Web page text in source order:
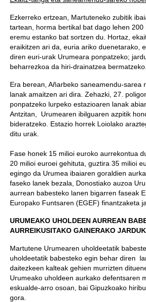
Ezkerreko ertzean, Martuteneko zubitik
tartean, horma bertikal bat dago lehen
eremu estanko bat sortzen du. Hortaz,
eraikitzen ari da, euria ariko duenetarako,
diren euri-urak Urumeara ponpatzeko;
beharrezkoa da hiri-drainatzea bermatzeko.
Era berean, Añarbeko saneamendu-sarea
lanak amaitzen ari dira. Zehazki, 27.
ponpatzeko lurpeko estazioaren lanak
Antzitan, Urumearen ibilguaren azpitik
bideratzeko. Estazio horrek Loiolako
ditu urak.
Fase honek 15 milioi euroko aurrekontua
20 milioi euroei gehituta, guztira 35 milioi
egingo da Urumea ibaiaren goraldien
faseko lanek bezala, Donostiako auzoa
aurrean babesteko lanen bigarren faseak
Europako Funtsaren (EGEF) finantzaketa
URUMEAKO UHOLDEEN AURREAN
AURREIKUSITAKO GAINERAKO
Martutene Urumearen uholdeetatik
uholdeetatik babesteko egin behar diren
daitezkeen kalteak gehien murrizten
Urumeako uholdeen aurkako defentsaren
eskualde-arro osoan, bai Gipuzkoako
gora.